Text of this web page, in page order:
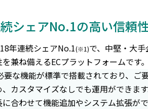
シェアNo.1の高い信頼
年連続シェアNo.1(※1)で、中堅・大
兼ね備えるECプラットフォームです。
要な機能が標準で搭載されており、
カスタマイズなしでも運用ができます
に合わせて機能追加やシステム拡張が